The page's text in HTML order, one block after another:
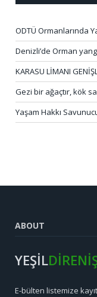
ODTÜ Ormanlarında
Denizli’de Orman
KARASU LİMANI
Gezi bir ağaçtır, kök
Yaşam Hakkı
ABOUT
YEŞİL
E-bülten listemize